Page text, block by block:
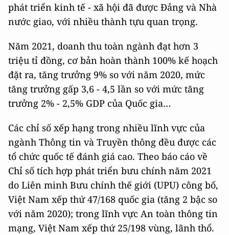
phát triển kinh tế - xã hội đã được Đảng và Nhà
nước giao, với nhiều thành tựu quan trọng.
Năm 2021, doanh thu toàn ngành đạt hơn 3
triệu tỉ đồng, cơ bản hoàn thành 100% kế hoạch
đặt ra, tăng trưởng 9% so với năm 2020, mức
tăng trưởng gấp 3,6 - 4,5 lần so với mức tăng
trưởng 2% - 2,5% GDP của Quốc gia…
Các chỉ số xếp hạng trong nhiều lĩnh vực của
ngành Thông tin và Truyền thông đều được các
tổ chức quốc tế đánh giá cao. Theo báo cáo về
Chỉ số tích hợp phát triển bưu chính năm 2021
do Liên minh Bưu chính thế giới (UPU) công bố,
Việt Nam xếp thứ 47/168 quốc gia (tăng 2 bậc so
với năm 2020); trong lĩnh vực An toàn thông tin
mạng, Việt Nam xếp thứ 25/198 vùng, lãnh thổ.